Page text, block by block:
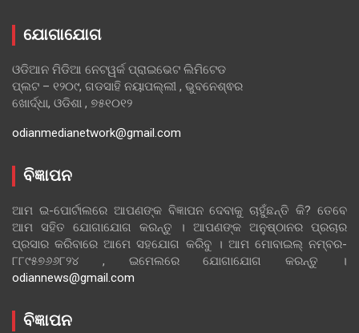
ଯୋଗାଯୋଗ
ଓଡିଆନ ମିଡିଆ ନେଟୱର୍କ ପ୍ରାଇଭେଟ ଲିମିଟେଡ
ପ୍ଲଟ – ୧୨୦୯, ଗଡସାହି ନୟାପଲ୍ଲୀ , ଭୁବନେଶ୍ଵର
ଖୋର୍ଦ୍ଧା, ଓଡିଶା , ୭୫୧୦୧୨
odianmedianetwork@gmail.com
ବିଜ୍ଞାପନ
ଆମ ଇ-ପୋର୍ଟାଲରେ ଆପଣଙ୍କ ବିଜ୍ଞାପନ ଦେବାକୁ ଚାହୁଁଛନ୍ତି କି? ତେବେ
ଆମ ସହିତ ଯୋଗାଯୋଗ କରନ୍ତୁ । ଆପଣଙ୍କ ଅନୁଷ୍ଠାନର ପ୍ରଚାର
ପ୍ରସାର କରିବାରେ ଆମେ ସହଯୋଗ କରିବୁ । ଆମ ମୋବାଇଲ୍ ନମ୍ବର-
୮୮୯୫୭୬୬୮୨୪ , ଇମେଲରେ ଯୋଗାଯୋଗ କରନ୍ତୁ ।
odiannews@gmail.com
ବିଜ୍ଞାପନ